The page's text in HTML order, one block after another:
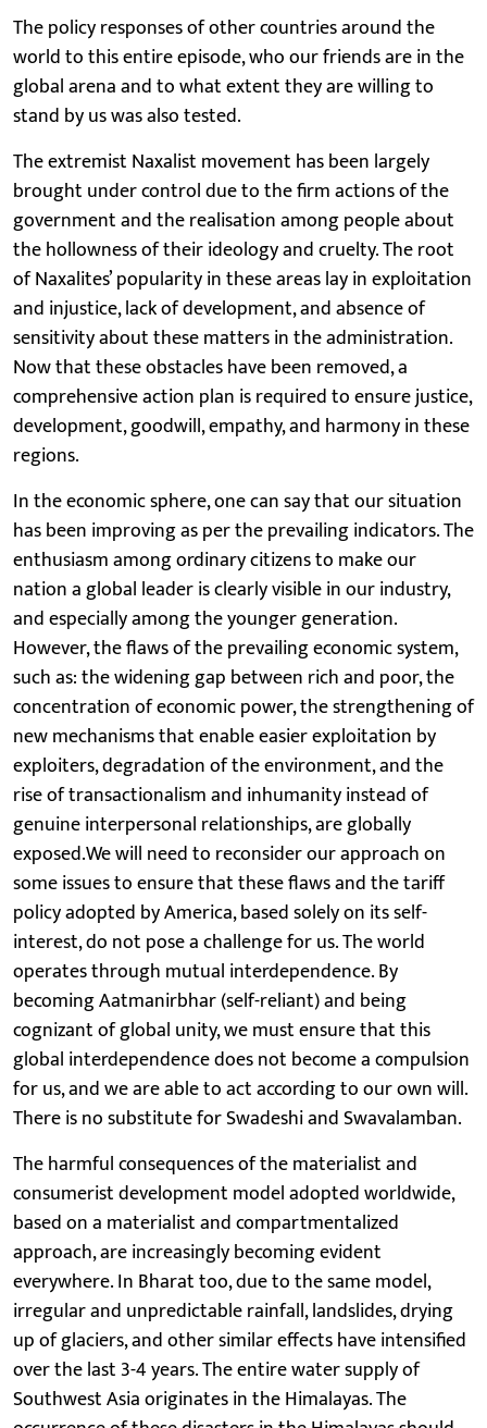
The policy responses of other countries around the
world to this entire episode, who our friends are in the
global arena and to what extent they are willing to
stand by us was also tested.
The extremist Naxalist movement has been largely
brought under control due to the firm actions of the
government and the realisation among people about
the hollowness of their ideology and cruelty. The root
of Naxalites’ popularity in these areas lay in exploitation
and injustice, lack of development, and absence of
sensitivity about these matters in the administration.
Now that these obstacles have been removed, a
comprehensive action plan is required to ensure justice,
development, goodwill, empathy, and harmony in these
regions.
In the economic sphere, one can say that our situation
has been improving as per the prevailing indicators. The
enthusiasm among ordinary citizens to make our
nation a global leader is clearly visible in our industry,
and especially among the younger generation.
However, the flaws of the prevailing economic system,
such as: the widening gap between rich and poor, the
concentration of economic power, the strengthening of
new mechanisms that enable easier exploitation by
exploiters, degradation of the environment, and the
rise of transactionalism and inhumanity instead of
genuine interpersonal relationships, are globally
exposed.We will need to reconsider our approach on
some issues to ensure that these flaws and the tariff
policy adopted by America, based solely on its self-
interest, do not pose a challenge for us. The world
operates through mutual interdependence. By
becoming Aatmanirbhar (self-reliant) and being
cognizant of global unity, we must ensure that this
global interdependence does not become a compulsion
for us, and we are able to act according to our own will.
There is no substitute for Swadeshi and Swavalamban.
The harmful consequences of the materialist and
consumerist development model adopted worldwide,
based on a materialist and compartmentalized
approach, are increasingly becoming evident
everywhere. In Bharat too, due to the same model,
irregular and unpredictable rainfall, landslides, drying
up of glaciers, and other similar effects have intensified
over the last 3-4 years. The entire water supply of
Southwest Asia originates in the Himalayas. The